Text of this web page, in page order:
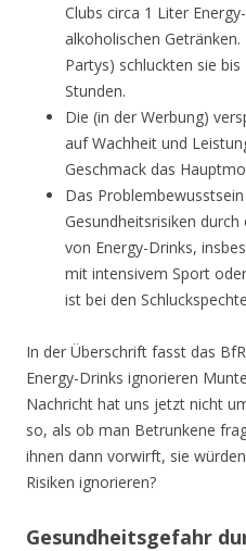
Clubs circa 1 Liter
alkoholischen
Partys) schluckten sie
Stunden.
Die (in der Werbung)
auf Wachheit und
Geschmack das
Das
Gesundheitsrisiken durch
von Energy-Drinks,
mit intensivem Sport
ist bei den
In der Überschrift fasst das
Energy-Drinks ignorieren
Nachricht hat uns jetzt nicht
so, als ob man Betrunkene
ihnen dann vorwirft, sie
Risiken ignorieren?
Gesundheitsgefahr